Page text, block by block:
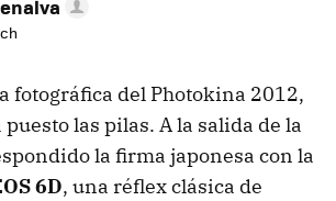
fotográfica del Photokina 2012,
puesto las pilas. A la salida de la
la firma japonesa con la
6D, una réflex clásica de